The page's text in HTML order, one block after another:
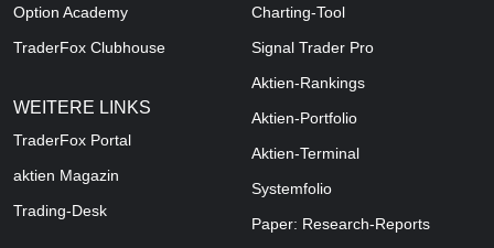
Option Academy
TraderFox Clubhouse
WEITERE LINKS
TraderFox Portal
aktien Magazin
Trading-Desk
Charting-Tool
Signal Trader Pro
Aktien-Rankings
Aktien-Portfolio
Aktien-Terminal
Systemfolio
Paper: Research-Reports